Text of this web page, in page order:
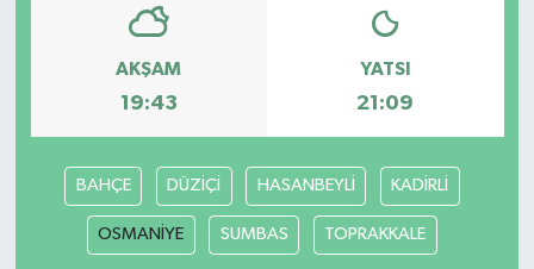
AKŞAM
19:43
YATSI
21:09
BAHÇE DÜZİÇİ HASANBEYLİ KADİRLİ
OSMANİYE SUMBAS TOPRAKKALE